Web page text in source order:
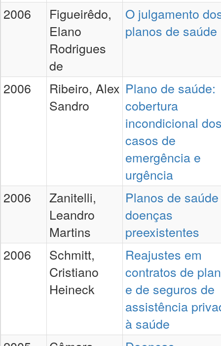
2006
Figueirêdo,
Elano
Rodrigues
de
O julgamento
planos de saúde
2006
Ribeiro, Alex
Sandro
Plano de saúde:
cobertura
incondicional
casos de
emergência e
urgência
2006
Zanitelli,
Leandro
Martins
Planos de
doenças
preexistentes
2006
Schmitt,
Cristiano
Heineck
Reajustes em
contratos de
e de seguros de
assistência
à saúde